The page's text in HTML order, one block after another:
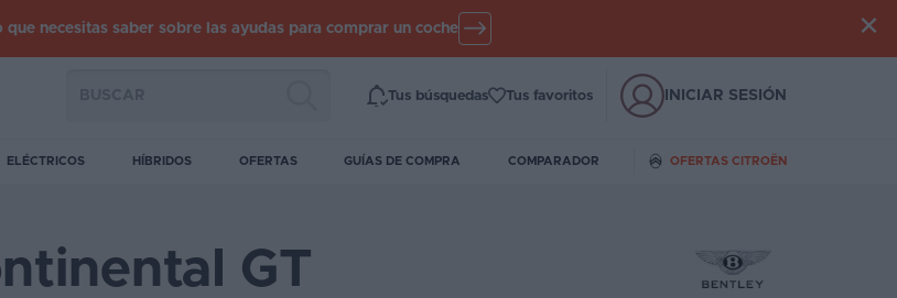
necesitas saber sobre las ayudas para comprar un coche
Tus búsquedas Tus favoritos INICIAR SESIÓN
ELÉCTRICOS HÍBRIDOS OFERTAS GUÍAS DE COMPRA COMPARADOR OFERTAS CITROËN
GT